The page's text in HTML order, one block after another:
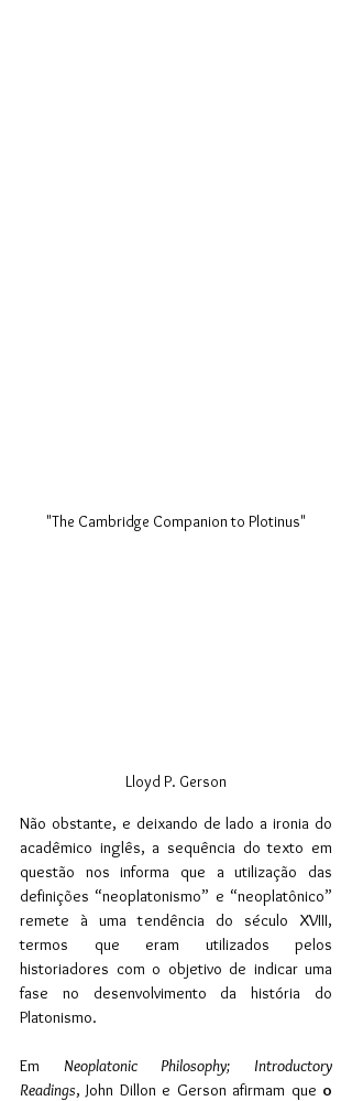
"The Cambridge Companion to Plotinus"
Lloyd P. Gerson
Não obstante, e deixando de lado a ironia do
acadêmico inglês, a sequência do texto em
questão nos informa que a utilização das
definições “neoplatonismo” e “neoplatônico”
remete à uma tendência do século XVIII,
termos que eram utilizados pelos
historiadores com o objetivo de indicar uma
fase no desenvolvimento da história do
Platonismo.
Em Neoplatonic Philosophy; Introductory
Readings, John Dillon e Gerson afirmam que o